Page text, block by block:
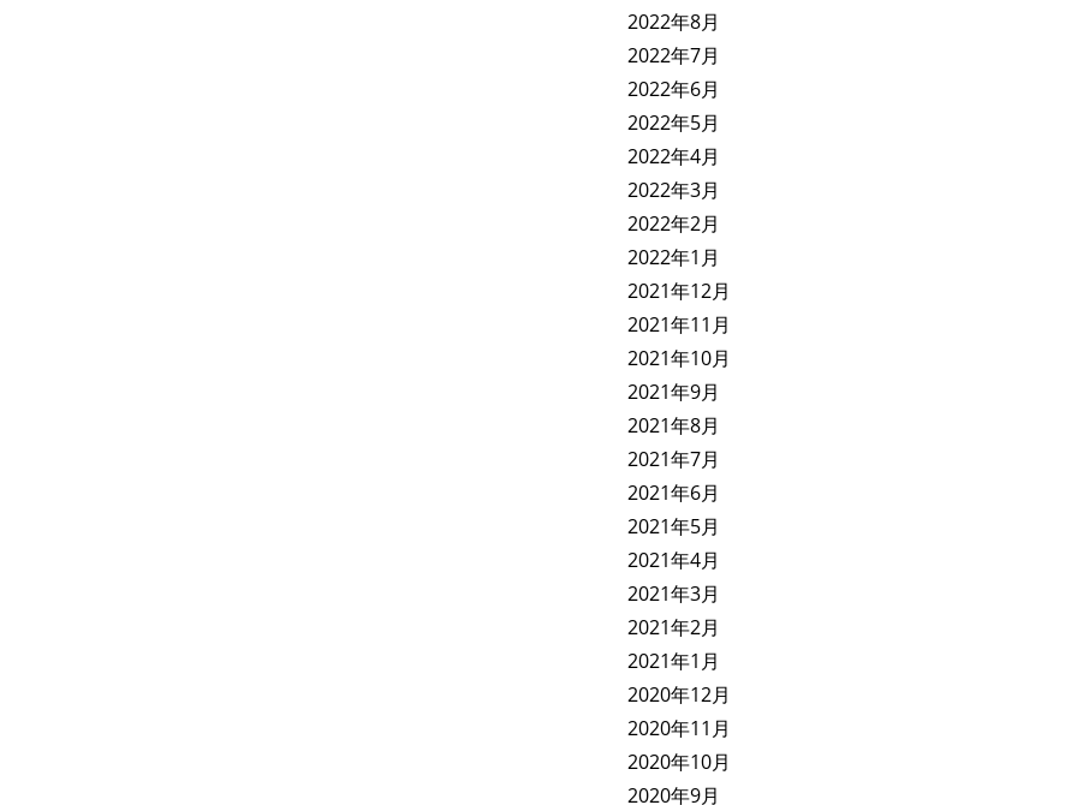
2022年8月
2022年7月
2022年6月
2022年5月
2022年4月
2022年3月
2022年2月
2022年1月
2021年12月
2021年11月
2021年10月
2021年9月
2021年8月
2021年7月
2021年6月
2021年5月
2021年4月
2021年3月
2021年2月
2021年1月
2020年12月
2020年11月
2020年10月
2020年9月